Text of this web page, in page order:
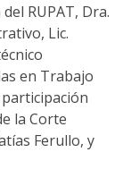
RUPAT, Dra.
Lic.
en Trabajo
la Corte
Ferullo, y